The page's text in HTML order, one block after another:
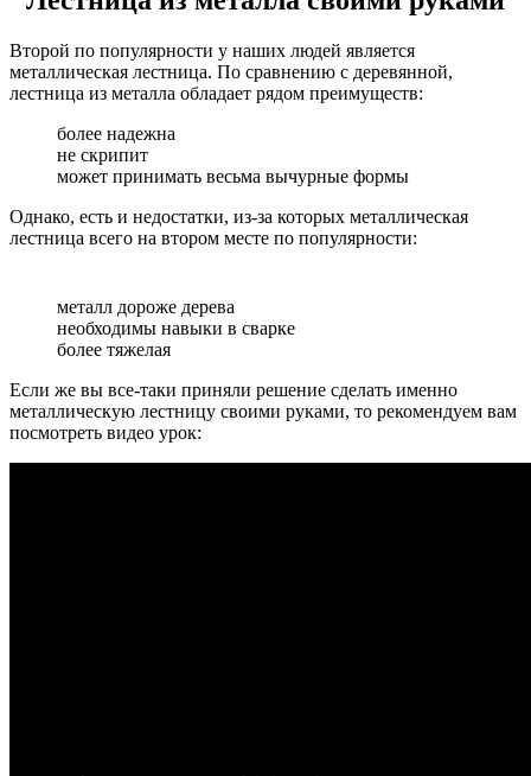
Второй по популярности у наших людей является
металлическая лестница. По сравнению с деревянной,
лестница из металла обладает рядом преимуществ:
более надежна
не скрипит
может принимать весьма вычурные формы
Однако, есть и недостатки, из-за которых металлическая
лестница всего на втором месте по популярности:
металл дороже дерева
необходимы навыки в сварке
более тяжелая
Если же вы все-таки приняли решение сделать именно
металлическую лестницу своими руками, то рекомендуем вам
посмотреть видео урок: